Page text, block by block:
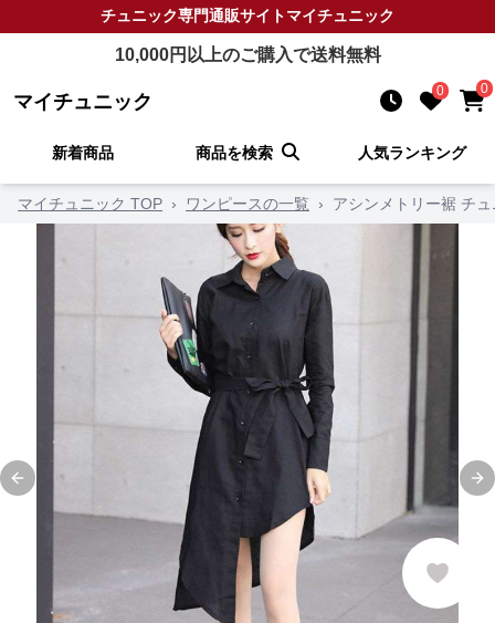
チュニック専門通販サイトマイチュニック
10,000円以上のご購入で送料無料
マイチュニック 0 0
新着商品 商品を検索 人気ランキング
マイチュニック TOP › ワンピースの一覧 › アシンメトリー裾 チ
Previous slide